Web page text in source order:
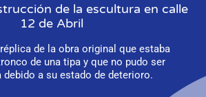
de la escultura en calle
12 de Abril
de la obra original que estaba
de una tipa y que no pudo ser
debido a su estado de deterioro.